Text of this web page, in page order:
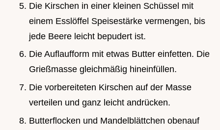
Die Kirschen in einer kleinen Schüssel mit
einem Esslöffel Speisestärke vermengen, bis
jede Beere leicht bepudert ist.
Die Auflaufform mit etwas Butter einfetten. Die
Grießmasse gleichmäßig hineinfüllen.
Die vorbereiteten Kirschen auf der Masse
verteilen und ganz leicht andrücken.
Butterflocken und Mandelblättchen obenauf